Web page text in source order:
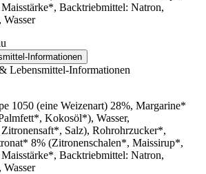
Backtriebmittel: Natron,
Informationen
Lebensmittel-Informationen
1050 (eine Weizenart) 28%, Margarine*
Kokosöl*), Wasser,
Salz), Rohrohrzucker*,
8% (Zitronenschalen*, Maissirup*,
Backtriebmittel: Natron,